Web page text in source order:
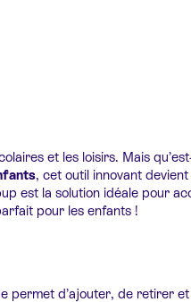
et les loisirs. Mais
, cet outil innovant
est la solution idéale pour
pour les enfants !
permet d’ajouter, de retirer